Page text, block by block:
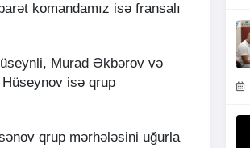
komandamız isə fransalı
Murad Əkbərov və
isə qrup
qrup mərhələsini uğurla